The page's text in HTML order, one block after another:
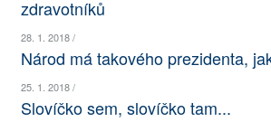
zdravotníků
28. 1. 2018 /
Národ má takového prezidenta,
25. 1. 2018 /
Slovíčko sem, slovíčko tam...